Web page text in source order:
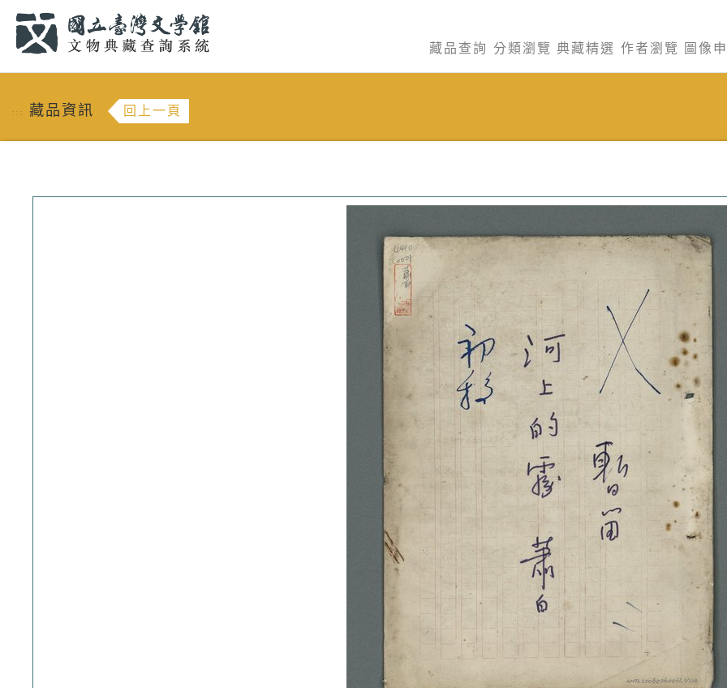
藏品查詢 分類瀏覽 典藏精選 作者瀏覽 圖像
::: 藏品資訊 回上一頁